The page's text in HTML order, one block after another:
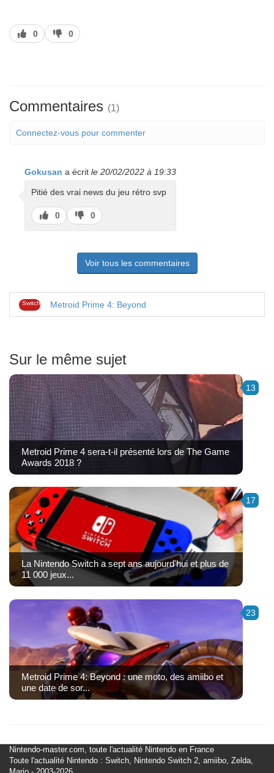
J’aime
0
J’aime
pas
0
Commentaires (1)
Connectez-vous pour commenter
Gokusan a écrit le 20/02/2022 à 19:33
Pitié des vrai news du jeu rétro svp
J’aime
0
J’aime
pas
0
Voir tous les commentaires
Switch Metroid Prime 4: Beyond
Sur le même sujet
13
Metroid Prime 4 sera-t-il présenté lors de The Game
Awards 2018 ?
17
La Nintendo Switch a sept ans aujourd'hui et plus de
11 000 jeux...
23
Metroid Prime 4: Beyond : une moto, des amiibo et
une date de sor...
Nintendo-master.com, toute l'actualité Nintendo en France
Toute l'actualité Nintendo : Switch, Nintendo Switch 2, amiibo, Zelda,